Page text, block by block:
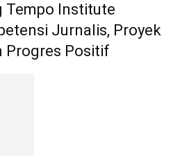
Tempo Institute
Jurnalis, Proyek
Progres Positif